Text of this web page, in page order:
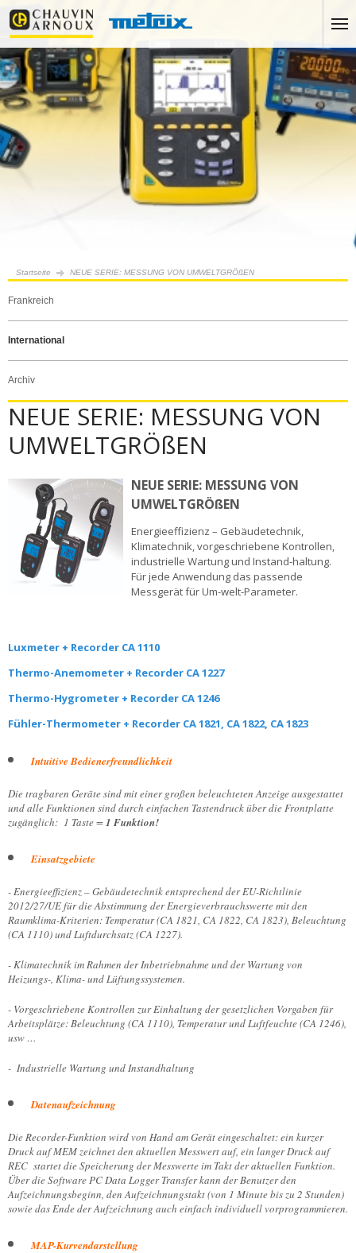
Startseite NEUE SERIE: MESSUNG VON UMWELTGRÖßEN
Frankreich
International
Archiv
NEUE SERIE: MESSUNG VON
UMWELTGRÖßEN
NEUE SERIE: MESSUNG VON
UMWELTGRÖßEN
Energieeffizienz – Gebäudetechnik,
Klimatechnik, vorgeschriebene Kontrollen,
industrielle Wartung und Instand-haltung.
Für jede Anwendung das passende
Messgerät für Um-welt-Parameter.
Luxmeter + Recorder CA 1110
Thermo-Anemometer + Recorder CA 1227
Thermo-Hygrometer + Recorder CA 1246
Fühler-Thermometer + Recorder CA 1821, CA 1822, CA 1823
Intuitive Bedienerfreundlichkeit
Die tragbaren Geräte sind mit einer großen beleuchteten Anzeige ausgestattet
und alle Funktionen sind durch einfachen Tastendruck über die Frontplatte
zugänglich: 1 Taste =1 Funktion!
Einsatzgebiete
- Energieeffizienz – Gebäudetechnik entsprechend der EU-Richtlinie
2012/27/UE für die Abstimmung der Energieverbrauchswerte mit den
Raumklima-Kriterien: Temperatur (CA 1821, CA 1822, CA 1823), Beleuchtung
(CA 1110) und Luftdurchsatz (CA 1227).
- Klimatechnik im Rahmen der Inbetriebnahme und der Wartung von
Heizungs-, Klima- und Lüftungssystemen.
- Vorgeschriebene Kontrollen zur Einhaltung der gesetzlichen Vor­gaben für
Arbeitsplätze: Beleuchtung (CA 1110), Temperatur und Luft­feuchte (CA 1246),
usw …
- Industrielle Wartung und Instandhaltung
Datenaufzeichnung
Die Recorder-Funktion wird von Hand am Gerät eingeschaltet: ein kurzer
Druck auf MEM zeichnet den aktuellen Mess­wert auf, ein langer Druck auf
REC startet die Speicherung der Messwerte im Takt der aktuellen Funktion.
Über die Software PC Data Logger Transfer kann der Benutzer den
Aufzeichnungsbeginn, den Aufzeichnungstakt (von 1 Minute bis zu 2 Stunden)
sowie das Ende der Auf­zeichnung auch einfach individuell vor­programmieren.
MAP-Kurvendarstellung